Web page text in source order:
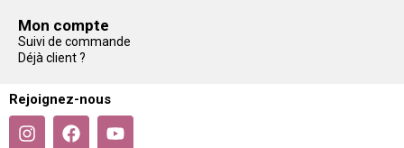
Mon compte
Suivi de commande
Déjà client ?
Rejoignez-nous